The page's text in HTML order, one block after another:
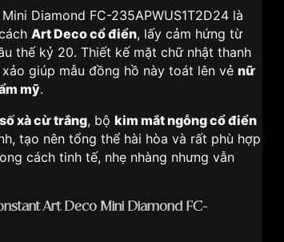
Diamond FC-235APWUS1T2D24 là
Art Deco cổ điển, lấy cảm hứng từ
thế kỷ 20. Thiết kế mặt chữ nhật thanh
giúp mẫu đồng hồ này toát lên vẻ nữ
mỹ.
xà cừ trắng, bộ kim mắt ngỗng cổ điển
tạo nên tổng thể hài hòa và rất phù hợp
cách tinh tế, nhẹ nhàng nhưng vẫn
Art Deco Mini Diamond FC-